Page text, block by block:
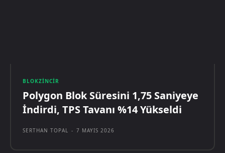
BLOKZINCIR
Polygon Blok Süresini 1,75 Saniyeye
İndirdi, TPS Tavanı %14 Yükseldi
SERTHAN TOPAL - 7 MAYIS 2026